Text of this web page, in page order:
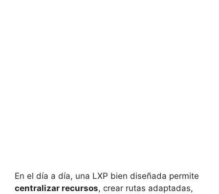
En el día a día, una LXP bien diseñada permite
centralizar recursos, crear rutas adaptadas,